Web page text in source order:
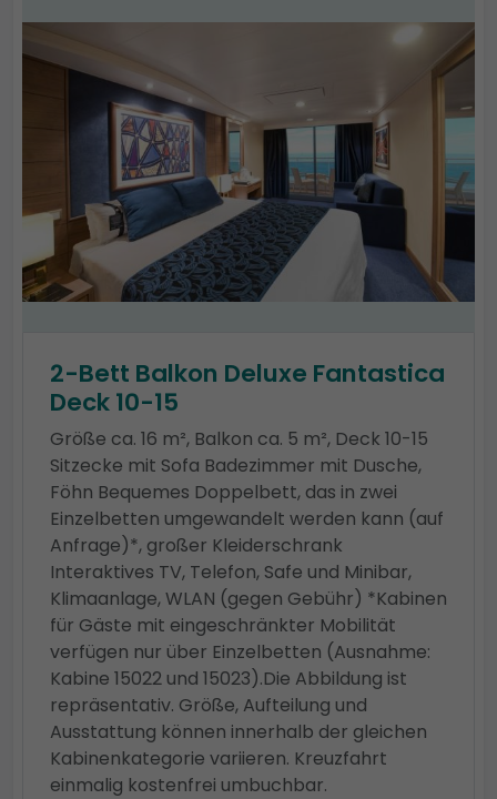
2-Bett Balkon Deluxe Fantastica
Deck 10-15
Größe ca. 16 m², Balkon ca. 5 m², Deck 10-15
Sitzecke mit Sofa Badezimmer mit Dusche,
Föhn Bequemes Doppelbett, das in zwei
Einzelbetten umgewandelt werden kann (auf
Anfrage)*, großer Kleiderschrank
Interaktives TV, Telefon, Safe und Minibar,
Klimaanlage, WLAN (gegen Gebühr) *Kabinen
für Gäste mit eingeschränkter Mobilität
verfügen nur über Einzelbetten (Ausnahme:
Kabine 15022 und 15023).Die Abbildung ist
repräsentativ. Größe, Aufteilung und
Ausstattung können innerhalb der gleichen
Kabinenkategorie variieren. Kreuzfahrt
einmalig kostenfrei umbuchbar.